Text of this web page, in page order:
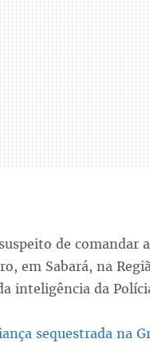
de comandar
em Sabará, na
inteligência da
sequestrada na